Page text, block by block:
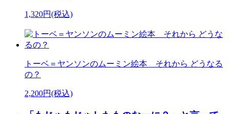
1,320円(税込)
トーベ＝ヤンソンのムーミン絵本 それから どうなる
の？
2,200円(税込)